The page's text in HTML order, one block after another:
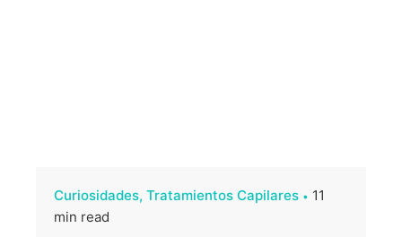
Curiosidades Tratamientos Capilares
11
min read